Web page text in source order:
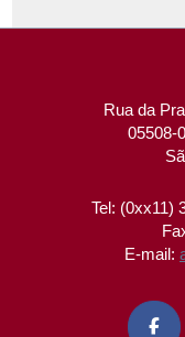
Rua da
05508-
Tel: (0xx11)
E-mail:
